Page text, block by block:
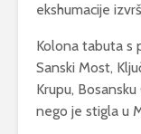
ekshumacije
Kolona tabuta s
Sanski Most,
Krupu,
nego je stigla u